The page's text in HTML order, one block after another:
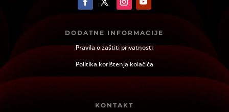
DODATNE INFORMACIJE
Pravila o zaštiti privatnosti
Politika korištenja kolačića
KONTAKT